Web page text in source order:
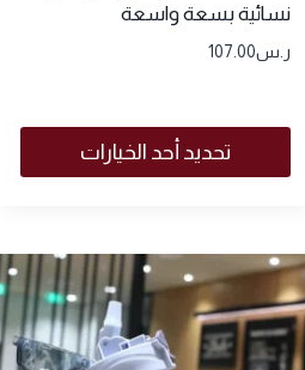
نسائية بسعة واسعة
ر.س107.00
تحديد أحد الخيارات